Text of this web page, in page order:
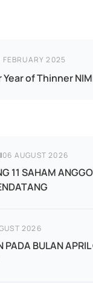
FEBRUARY 2025
of Thinner
|06 AUGUST 2026
11 SAHAM
2026
PADA BULAN